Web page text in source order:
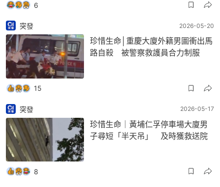
6
突發 2026-05-20
珍惜生命│重慶大廈外籍男圖衝出馬
路自殺 被警察救護員合力制服
15
突發 2026-05-17
珍惜生命｜黃埔仁孚停車場大廈男
子尋短「半天吊」 及時獲救送院
8